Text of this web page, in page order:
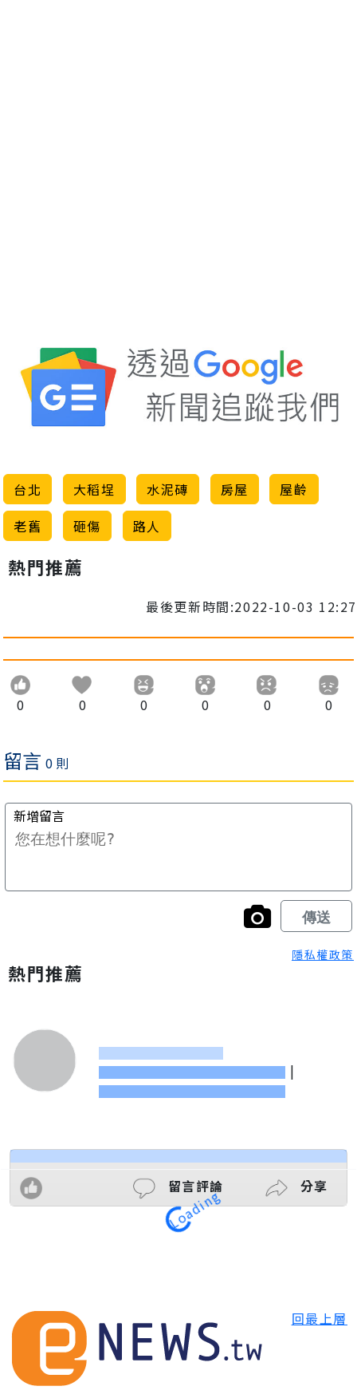
台北 大稻埕 水泥磚 房屋
屋齡
老舊
砸傷 路人
熱門推薦
最後更新時間:2022-10-03 12:27
0 0 0 0 0 0
隱私權政策
熱門推薦
|
留言評論 分享
Loading
回最上層